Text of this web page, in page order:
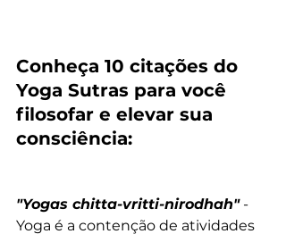
Conheça 10 citações do
Yoga Sutras para você
filosofar e elevar sua
consciência:
"Yogas chitta-vritti-nirodhah" -
Yoga é a contenção de atividades